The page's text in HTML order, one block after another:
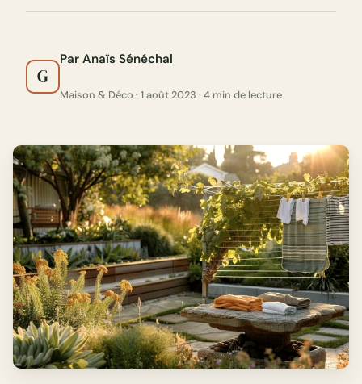
G
Par Anaïs Sénéchal
Maison & Déco · 1 août 2023 · 4 min de lecture